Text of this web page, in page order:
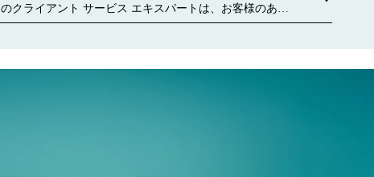
クライアント サービス エキスパートは、お客様のあら
わせてパーソナライズされたサービスをご提供しま